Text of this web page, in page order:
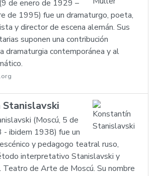
de enero de 1929 –
de 1995) fue un dramaturgo, poeta,
y director de escena alemán. Sus
suponen una contribución
dramaturgia contemporánea y al
(Moscú, 5 de
- ibidem 1938) fue un
y pedagogo teatral ruso,
interpretativo Stanislavski y
Teatro de Arte de Moscú. Su nombre